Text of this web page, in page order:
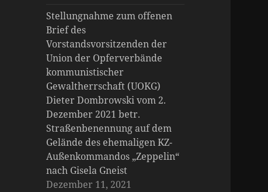
Stellungnahme zum offenen
Brief des
Vorstandsvorsitzenden der
Union der Opferverbände
kommunistischer
Gewaltherrschaft (UOKG)
Dieter Dombrowski vom 2.
Dezember 2021 betr.
Straßenbenennung auf dem
Gelände des ehemaligen KZ-
Außenkommandos „Zeppelin“
nach Gisela Gneist
Dezember 11, 2021